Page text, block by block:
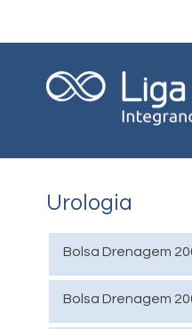
Urologia
Bolsa Drenagem
Bolsa Drenagem